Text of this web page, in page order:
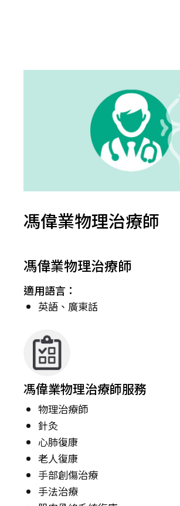
馮偉業物理治療師
馮偉業物理治療師
適用語言：
英語、廣東話
馮偉業物理治療師服務
物理治療師
針灸
心肺復康
老人復康
手部創傷治療
手法治療